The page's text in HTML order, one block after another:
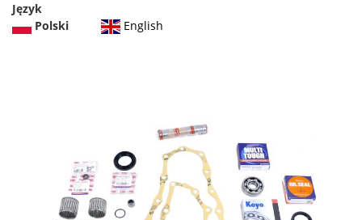
Język
Polski
English